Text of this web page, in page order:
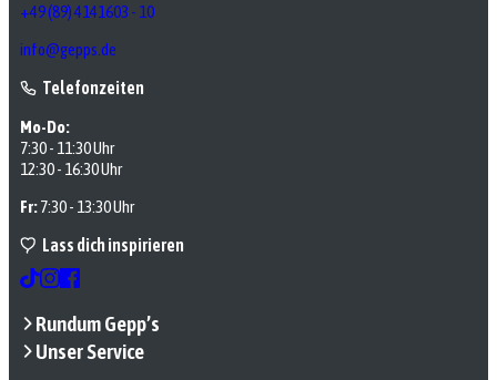
+49 (89) 4141603 - 10
info@gepps.de
Telefonzeiten
Mo-Do:
7:30 - 11:30 Uhr
12:30 - 16:30 Uhr
Fr:7:30 - 13:30 Uhr
Lass dich inspirieren
Rundum Gepp’s
Unser Service